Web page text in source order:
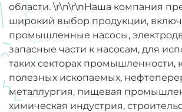
области. \r\n\r\nНаша компания
широкий выбор продукции,
промышленные насосы,
запасные части к насосам, для
таких секторах промышленности,
полезных ископаемых,
металлургия, пищевая
химическая индустрия,